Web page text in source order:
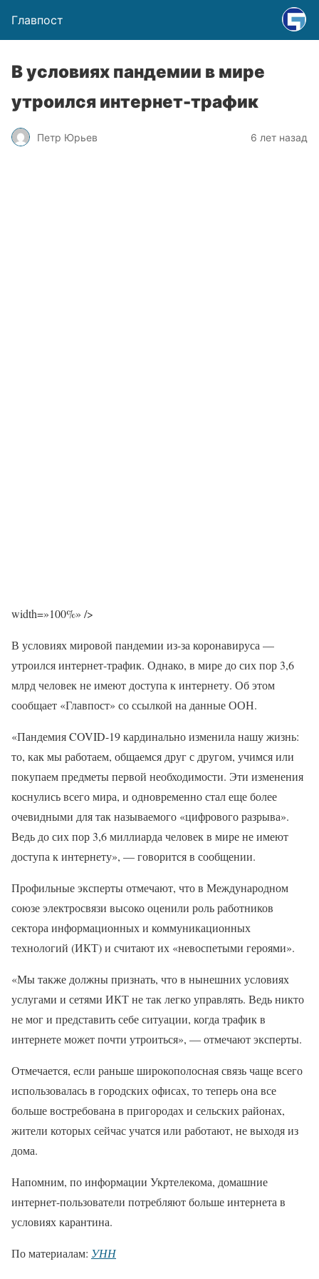
Главпост
В условиях пандемии в мире
утроился интернет-трафик
Петр Юрьев 6 лет назад
width=»100%» />
В условиях мировой пандемии из-за коронавируса —
утроился интернет-трафик. Однако, в мире до сих пор 3,6
млрд человек не имеют доступа к интернету. Об этом
сообщает «Главпост» со ссылкой на данные ООН.
«Пандемия COVID-19 кардинально изменила нашу жизнь:
то, как мы работаем, общаемся друг с другом, учимся или
покупаем предметы первой необходимости. Эти изменения
коснулись всего мира, и одновременно стал еще более
очевидными для так называемого «цифрового разрыва».
Ведь до сих пор 3,6 миллиарда человек в мире не имеют
доступа к интернету», — говорится в сообщении.
Профильные эксперты отмечают, что в Международном
союзе электросвязи высоко оценили роль работников
сектора информационных и коммуникационных
технологий (ИКТ) и считают их «невоспетыми героями».
«Мы также должны признать, что в нынешних условиях
услугами и сетями ИКТ не так легко управлять. Ведь никто
не мог и представить себе ситуации, когда трафик в
интернете может почти утроиться», — отмечают эксперты.
Отмечается, если раньше широкополосная связь чаще всего
использовалась в городских офисах, то теперь она все
больше востребована в пригородах и сельских районах,
жители которых сейчас учатся или работают, не выходя из
дома.
Напомним, по информации Укртелекома, домашние
интернет-пользователи потребляют больше интернета в
условиях карантина.
По материалам: УНН